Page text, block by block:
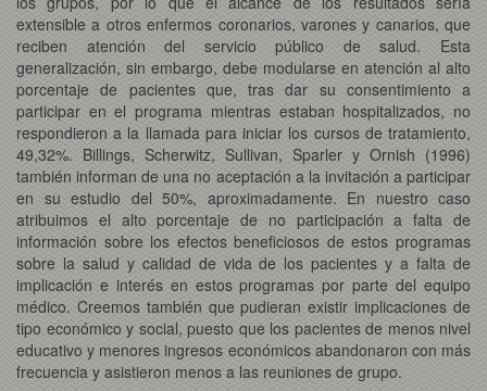
extensible a otros enfermos coronarios, varones y canarios, que
reciben atención del servicio público de salud. Esta
generalización, sin embargo, debe modularse en atención al alto
porcentaje de pacientes que, tras dar su consentimiento a
participar en el programa mientras estaban hospitalizados, no
respondieron a la llamada para iniciar los cursos de tratamiento,
49,32%. Billings, Scherwitz, Sullivan, Sparler y Ornish (1996)
también informan de una no aceptación a la invitación a participar
en su estudio del 50%, aproximadamente. En nuestro caso
atribuimos el alto porcentaje de no participación a falta de
información sobre los efectos beneficiosos de estos programas
sobre la salud y calidad de vida de los pacientes y a falta de
implicación e interés en estos programas por parte del equipo
médico. Creemos también que pudieran existir implicaciones de
tipo económico y social, puesto que los pacientes de menos nivel
educativo y menores ingresos económicos abandonaron con más
frecuencia y asistieron menos a las reuniones de grupo.